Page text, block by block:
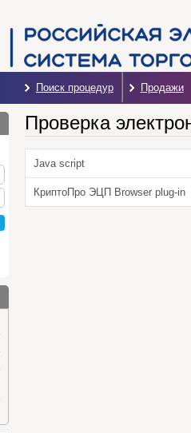
Поиск процедур Продажи
Проверка
Java script
КриптоПро ЭЦП Browser plug-in